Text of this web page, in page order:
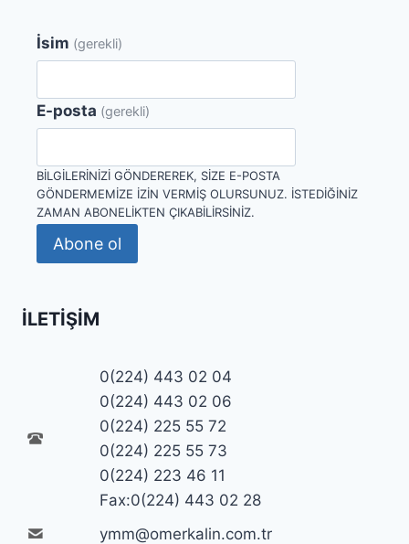
İsim (gerekli)
E-posta (gerekli)
BILGILERINIZI GÖNDEREREK, SIZE E-POSTA
GÖNDERMEMIZE IZIN VERMIŞ OLURSUNUZ. İSTEDIĞINIZ
ZAMAN ABONELIKTEN ÇIKABILIRSINIZ.
Abone ol
İLETIŞIM
0(224) 443 02 04
0(224) 443 02 06
0(224) 225 55 72
0(224) 225 55 73
0(224) 223 46 11
Fax:0(224) 443 02 28
ymm@omerkalin.com.tr